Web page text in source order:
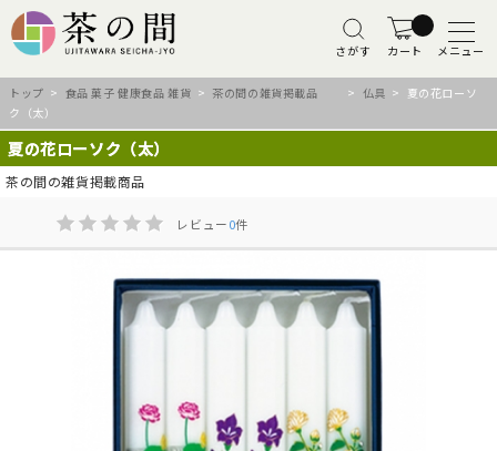
さがす カート メニュー
トップ > 食品 菓子 健康食品 雑貨 > 茶の間の雑貨掲載品 > 仏具 > 夏の花ローソ
ク（太）
夏の花ローソク（太）
茶の間の雑貨掲載商品
レビュー0件